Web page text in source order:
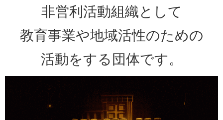
非営利活動組織として
教育事業や地域活性のための
活動をする団体です。